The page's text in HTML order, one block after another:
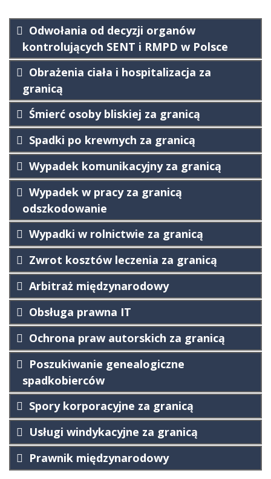
Odwołania od decyzji organów
kontrolujących SENT i RMPD w Polsce
Obrażenia ciała i hospitalizacja za
granicą
Śmierć osoby bliskiej za granicą
Spadki po krewnych za granicą
Wypadek komunikacyjny za granicą
Wypadek w pracy za granicą
odszkodowanie
Wypadki w rolnictwie za granicą
Zwrot kosztów leczenia za granicą
Arbitraż międzynarodowy
Obsługa prawna IT
Ochrona praw autorskich za granicą
Poszukiwanie genealogiczne
spadkobierców
Spory korporacyjne za granicą
Usługi windykacyjne za granicą
Prawnik międzynarodowy